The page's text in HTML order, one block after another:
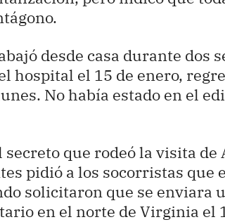
desde casa durante dos
hospital el 15 de enero,
No había estado en el
secreto que rodeó la visita
pidió a los socorristas que
solicitaron que se enviara
en el norte de Virginia el